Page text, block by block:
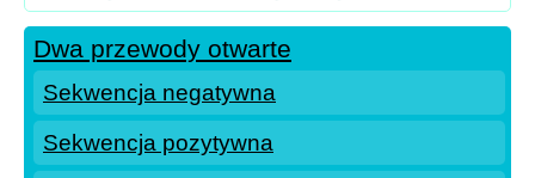
Dwa przewody otwarte
Sekwencja negatywna
Sekwencja pozytywna